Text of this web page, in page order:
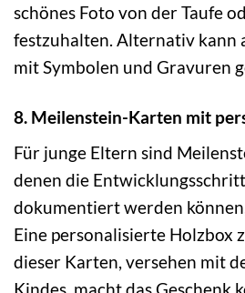
schönes Foto von der Taufe
festzuhalten. Alternativ kann
mit Symbolen und Gravuren
8. Meilenstein-Karten mit
Für junge Eltern sind
denen die
dokumentiert werden
Eine personalisierte Holzbox
dieser Karten, versehen mit